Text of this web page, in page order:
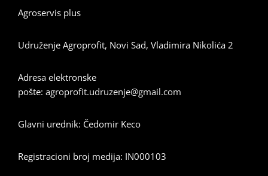
Agroservis plus
Udruženje Agroprofit, Novi Sad, Vladimira Nikolića 2
Adresa elektronske
pošte: agroprofit.udruzenje@gmail.com
Glavni urednik: Čedomir Keco
Registracioni broj medija: IN000103